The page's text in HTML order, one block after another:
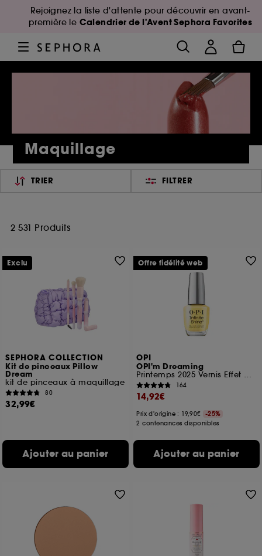
Rejoignez la liste d'attente pour découvrir en avant-
première le Calendrier de l'Avent Sephora Favorites
Maquillage
TRIER FILTRER
2 531 Produits
SEPHORA COLLECTION
Kit de pinceaux Pillow
Dream
kit de pinceaux à maquillage
80
32,99€
Ajouter au panier
Exclu
OPI
OPI'm Dreaming
Printemps 2025 Vernis Effet Gel tenue jusqu'à 11 jours
164
14,92€
Prix d'origine : 19,90€
-25%
2 contenances disponibles
Ajouter au panier
Offre fidélité web